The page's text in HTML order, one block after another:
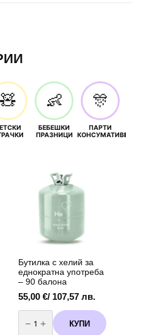
🧸 👶
БЕБЕШКИ
ПРАЗНИЦИ
🎊
ПАРТИ
КОНСУМАТИВИ
Бутилка с хелий за
еднократна употреба
– 90 балона
55,00 €/ 107,57 лв.
количество
за
Бутилка КУПИ